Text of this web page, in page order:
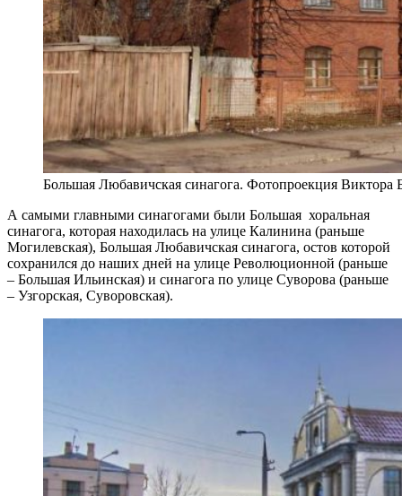
Большая Любавичская синагога. Фотопроекция Виктора
А самыми главными синагогами были Большая хоральная
синагога, которая находилась на улице Калинина (раньше
Могилевская), Большая Любавичская синагога, остов которой
сохранился до наших дней на улице Революционной (раньше
– Большая Ильинская) и синагога по улице Суворова (раньше
– Узгорская, Суворовская).